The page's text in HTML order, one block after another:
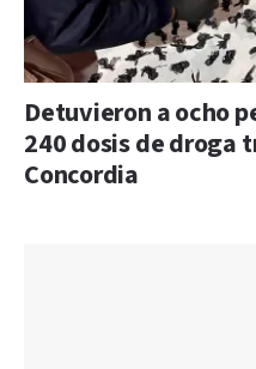
Detuvieron a ocho
240 dosis de droga
Concordia